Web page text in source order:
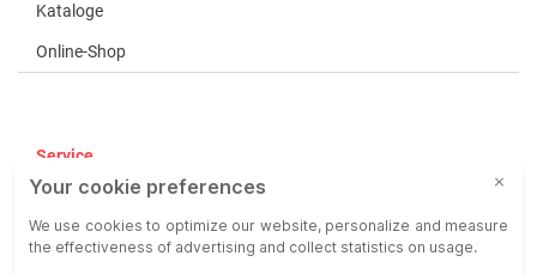
Kataloge
Online-Shop
Service
AGB
AEB